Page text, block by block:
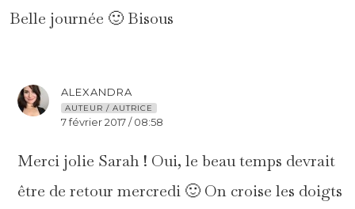
Belle journée 🙂 Bisous
ALEXANDRA
AUTEUR / AUTRICE
7 février 2017 / 08:58
Merci jolie Sarah ! Oui, le beau temps devrait
être de retour mercredi 🙂 On croise les doigts